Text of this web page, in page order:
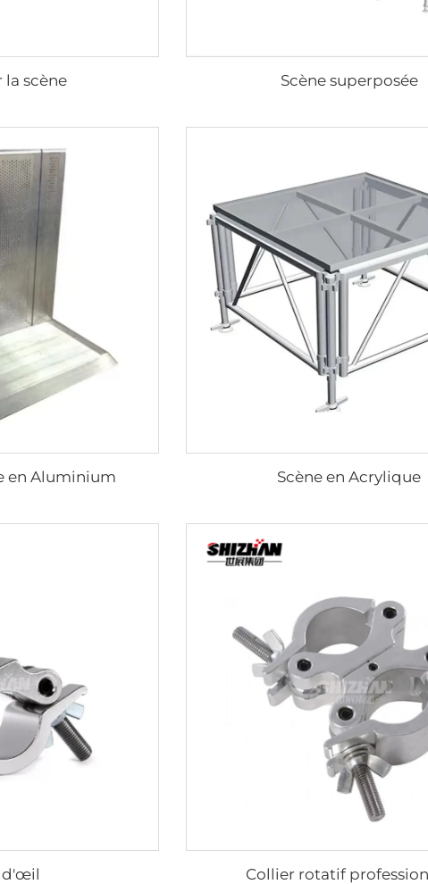
la scène Scène superposée
en Aluminium Scène en Acrylique
d'œil Collier rotatif